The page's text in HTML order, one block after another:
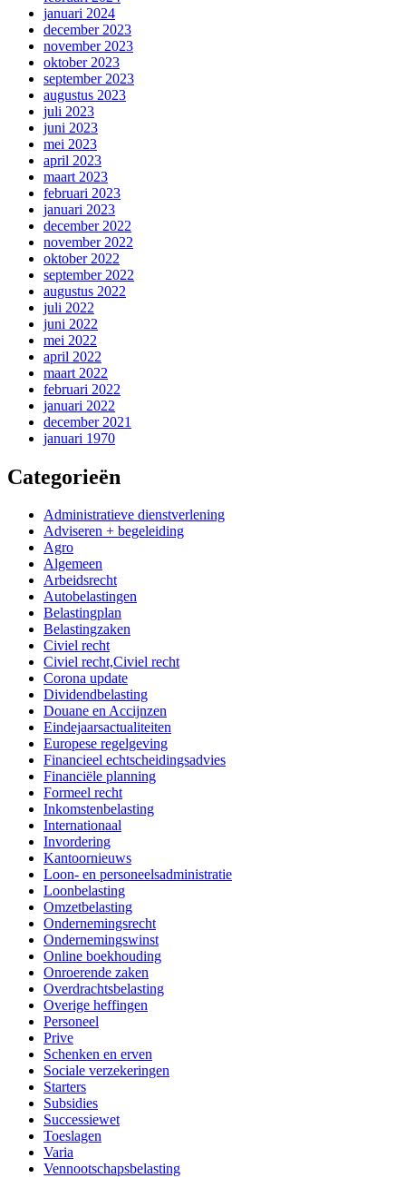
januari 2024
december 2023
november 2023
oktober 2023
september 2023
augustus 2023
juli 2023
juni 2023
mei 2023
april 2023
maart 2023
februari 2023
januari 2023
december 2022
november 2022
oktober 2022
september 2022
augustus 2022
juli 2022
juni 2022
mei 2022
april 2022
maart 2022
februari 2022
januari 2022
december 2021
januari 1970
Categorieën
Administratieve dienstverlening
Adviseren + begeleiding
Agro
Algemeen
Arbeidsrecht
Autobelastingen
Belastingplan
Belastingzaken
Civiel recht
Civiel recht,Civiel recht
Corona update
Dividendbelasting
Douane en Accijnzen
Eindejaarsactualiteiten
Europese regelgeving
Financieel echtscheidingsadvies
Financiële planning
Formeel recht
Inkomstenbelasting
Internationaal
Invordering
Kantoornieuws
Loon- en personeelsadministratie
Loonbelasting
Omzetbelasting
Ondernemingsrecht
Ondernemingswinst
Online boekhouding
Onroerende zaken
Overdrachtsbelasting
Overige heffingen
Personeel
Prive
Schenken en erven
Sociale verzekeringen
Starters
Subsidies
Successiewet
Toeslagen
Varia
Vennootschapsbelasting